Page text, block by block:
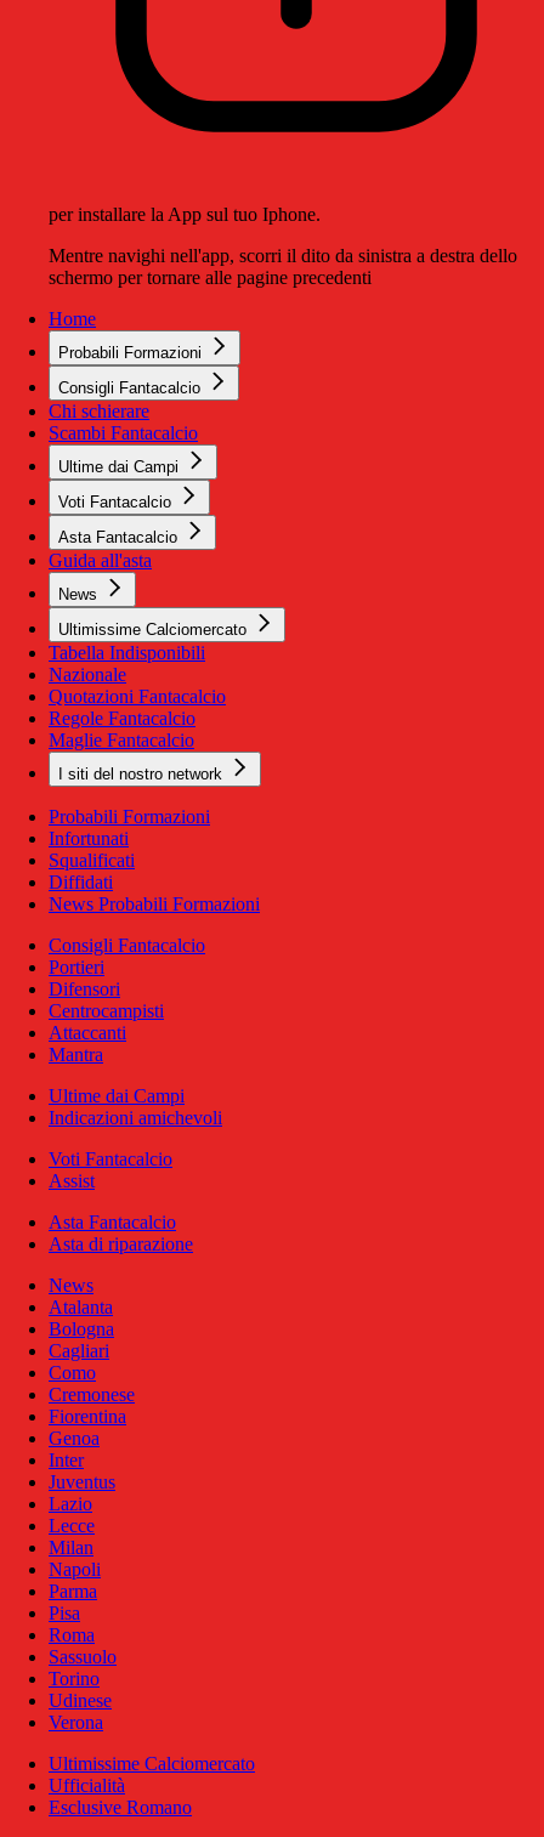
per installare la App sul tuo Iphone.
Mentre navighi nell'app, scorri il dito da sinistra a destra dello
schermo per tornare alle pagine precedenti
Home
Probabili Formazioni
Consigli Fantacalcio
Chi schierare
Scambi Fantacalcio
Ultime dai Campi
Voti Fantacalcio
Asta Fantacalcio
Guida all'asta
News
Ultimissime Calciomercato
Tabella Indisponibili
Nazionale
Quotazioni Fantacalcio
Regole Fantacalcio
Maglie Fantacalcio
I siti del nostro network
Probabili Formazioni
Infortunati
Squalificati
Diffidati
News Probabili Formazioni
Consigli Fantacalcio
Portieri
Difensori
Centrocampisti
Attaccanti
Mantra
Ultime dai Campi
Indicazioni amichevoli
Voti Fantacalcio
Assist
Asta Fantacalcio
Asta di riparazione
News
Atalanta
Bologna
Cagliari
Como
Cremonese
Fiorentina
Genoa
Inter
Juventus
Lazio
Lecce
Milan
Napoli
Parma
Pisa
Roma
Sassuolo
Torino
Udinese
Verona
Ultimissime Calciomercato
Ufficialità
Esclusive Romano